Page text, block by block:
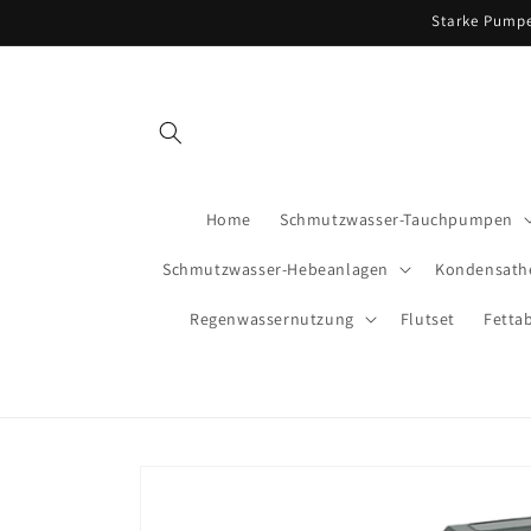
Inhalt
Starke
Home Schmutzwasser-Tauchpumpen
Schmutzwasser-Hebeanlagen
Regenwassernutzung Flutset